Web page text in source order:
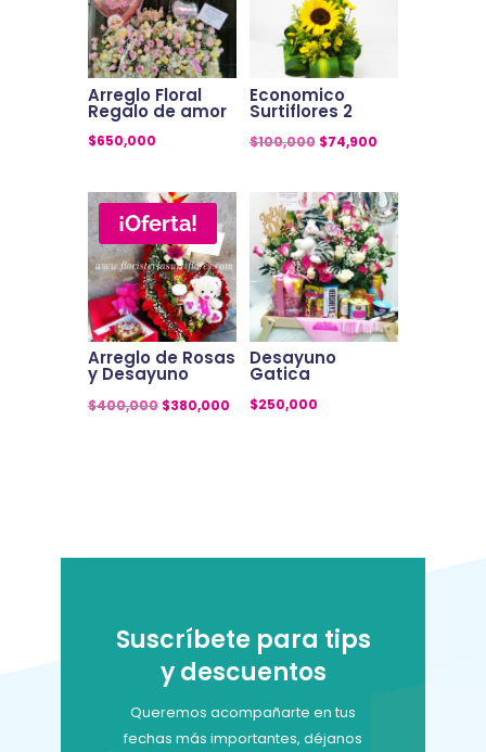
Arreglo Floral
Regalo de amor
$650,000
Economico
Surtiflores 2
$100,000 El
original
era:
$100,000.
$74,900El
actual
es:
$74,900.
¡Oferta!
Arreglo de Rosas
y Desayuno
$400,000 El
$380,000El
Desayuno
Gatica
$250,000
Suscríbete para tips
y descuentos
Queremos acompañarte en tus
fechas más importantes, déjanos